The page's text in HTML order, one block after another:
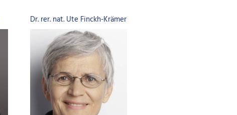
Dr. rer. nat. Ute Finckh-Krämer